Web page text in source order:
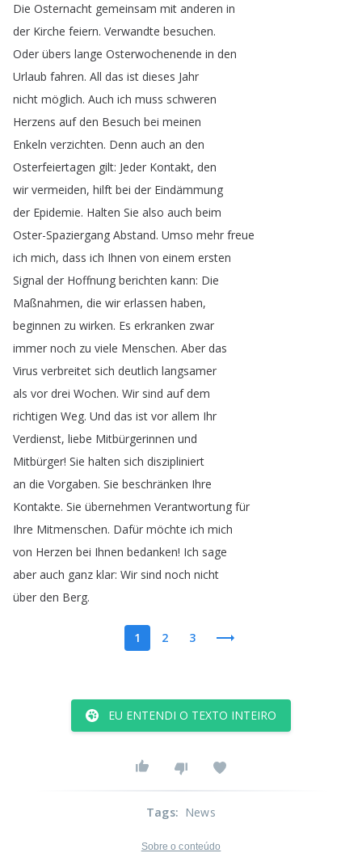
Die Osternacht gemeinsam mit anderen in
der Kirche feiern. Verwandte besuchen.
Oder übers lange Osterwochenende in den
Urlaub fahren. All das ist dieses Jahr
nicht möglich. Auch ich muss schweren
Herzens auf den Besuch bei meinen
Enkeln verzichten. Denn auch an den
Osterfeiertagen gilt: Jeder Kontakt, den
wir vermeiden, hilft bei der Eindämmung
der Epidemie. Halten Sie also auch beim
Oster-Spaziergang Abstand. Umso mehr freue
ich mich, dass ich Ihnen von einem ersten
Signal der Hoffnung berichten kann: Die
Maßnahmen, die wir erlassen haben,
beginnen zu wirken. Es erkranken zwar
immer noch zu viele Menschen. Aber das
Virus verbreitet sich deutlich langsamer
als vor drei Wochen. Wir sind auf dem
richtigen Weg. Und das ist vor allem Ihr
Verdienst, liebe Mitbürgerinnen und
Mitbürger! Sie halten sich diszipliniert
an die Vorgaben. Sie beschränken Ihre
Kontakte. Sie übernehmen Verantwortung für
Ihre Mitmenschen. Dafür möchte ich mich
von Herzen bei Ihnen bedanken! Ich sage
aber auch ganz klar: Wir sind noch nicht
über den Berg.
1 2 3
EU ENTENDI O TEXTO INTEIRO
Tags: News
Sobre o conteúdo